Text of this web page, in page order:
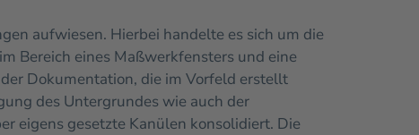
aufwiesen. Hierbei handelte es sich um die
Bereich eines Maßwerkfensters und eine
Dokumentation, die im Vorfeld erstellt
des Untergrundes wie auch der
eigens gesetzte Kanülen konsolidiert. Die